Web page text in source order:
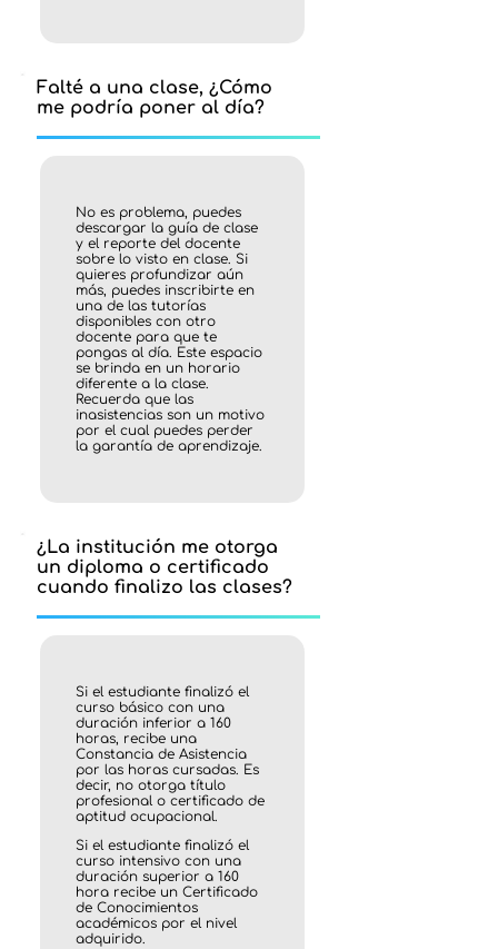
Falté a una clase, ¿Cómo
me podría poner al día?
No es problema, puedes
descargar la guía de clase
y el reporte del docente
sobre lo visto en clase. Si
quieres profundizar aún
más, puedes inscribirte en
una de las tutorías
disponibles con otro
docente para que te
pongas al día. Este espacio
se brinda en un horario
diferente a la clase.
Recuerda que las
inasistencias son un motivo
por el cual puedes perder
la garantía de aprendizaje.
¿La institución me otorga
un diploma o certificado
cuando finalizo las clases?
Si el estudiante finalizó el
curso básico con una
duración inferior a 160
horas, recibe una
Constancia de Asistencia
por las horas cursadas. Es
decir, no otorga título
profesional o certificado de
aptitud ocupacional.
Si el estudiante finalizó el
curso intensivo con una
duración superior a 160
hora recibe un Certificado
de Conocimientos
académicos por el nivel
adquirido.